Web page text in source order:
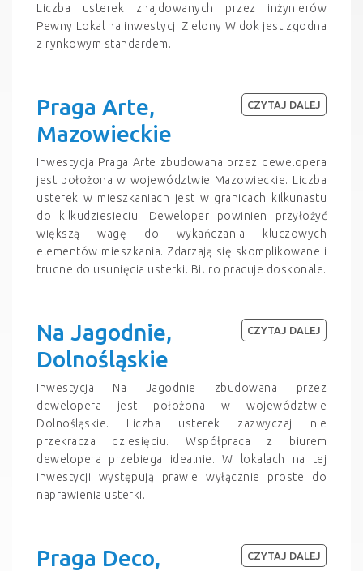
Liczba usterek znajdowanych przez inżynierów
Pewny Lokal na inwestycji Zielony Widok jest zgodna
z rynkowym standardem.
Praga Arte,
Mazowieckie
Inwestycja Praga Arte zbudowana przez dewelopera
jest położona w województwie Mazowieckie. Liczba
usterek w mieszkaniach jest w granicach kilkunastu
do kilkudziesieciu. Deweloper powinien przyłożyć
większą wagę do wykańczania kluczowych
elementów mieszkania. Zdarzają się skomplikowane i
trudne do usunięcia usterki. Biuro pracuje doskonale.
CZYTAJ DALEJ
Na Jagodnie,
Dolnośląskie
Inwestycja Na Jagodnie zbudowana przez
dewelopera jest położona w województwie
Dolnośląskie. Liczba usterek zazwyczaj nie
przekracza dziesięciu. Współpraca z biurem
dewelopera przebiega idealnie. W lokalach na tej
inwestycji występują prawie wyłącznie proste do
naprawienia usterki.
CZYTAJ DALEJ
Praga Deco,
CZYTAJ DALEJ